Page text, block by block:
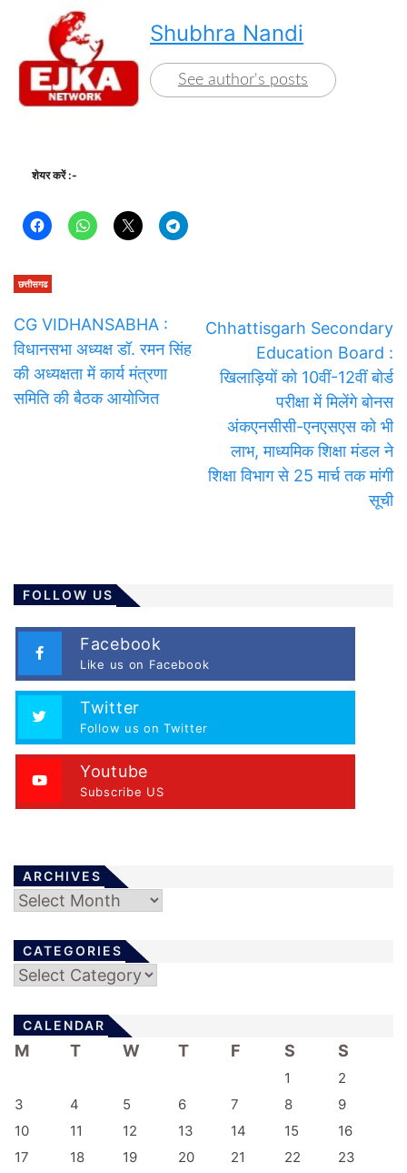
Shubhra Nandi
See author's posts
शेयर करें :-
छत्तीसगढ
CG VIDHANSABHA :
विधानसभा अध्यक्ष डॉ. रमन सिंह
की अध्यक्षता में कार्य मंत्रणा
समिति की बैठक आयोजित
Chhattisgarh Secondary
Education Board :
खिलाड़ियों को 10वीं-12वीं बोर्ड
परीक्षा में मिलेंगे बोनस
अंकएनसीसी-एनएसएस को भी
लाभ, माध्यमिक शिक्षा मंडल ने
शिक्षा विभाग से 25 मार्च तक मांगी
सूची
FOLLOW US
Facebook
Like us on Facebook
Twitter
Follow us on Twitter
Youtube
Subscribe US
ARCHIVES
Archives
CATEGORIES
Categories
CALENDAR
M T W T F S S
1
2
3
4 5 6 7 8
9
10
11 12 13 14 15
16
17
18 19 20 21 22
23